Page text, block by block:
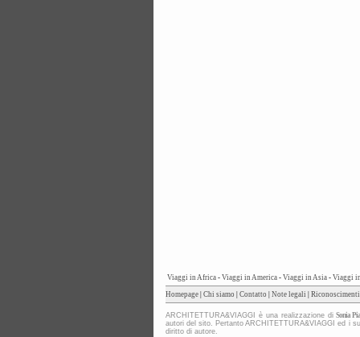
Viaggi in Africa - Viaggi in America - Viaggi in Asia - Viaggi
Homepage Chi siamo Contatto Note legali Riconoscimenti
ARCHITETTURA&VIAGGI è una realizzazione diSonia
autori del sito. Pertanto ARCHITETTURA&VIAGGI ed i
diritto di autore.